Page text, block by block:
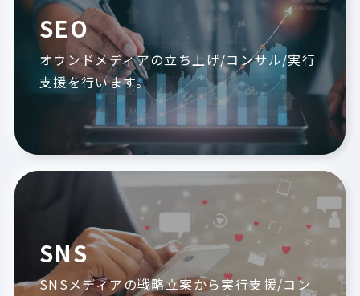
SEO
オウンドメディアの立ち上げ/コンサル/実行
支援を行います。
SNS
SNSメディアの戦略立案から実行支援/コン